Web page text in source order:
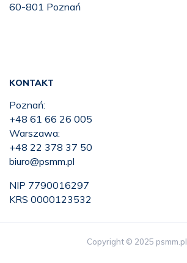
60-801 Poznań
KONTAKT
Poznań:
+48 61 66 26 005
Warszawa:
+48 22 378 37 50
biuro@psmm.pl
NIP 7790016297
KRS 0000123532
Copyright © 2025 psmm.pl